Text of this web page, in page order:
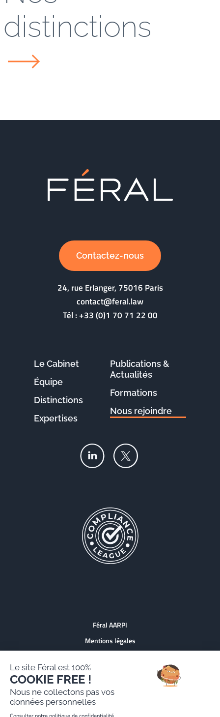
distinctions
Contactez-nous
24, rue Erlanger, 75016 Paris
contact@feral.law
Tél :+33 (0)1 70 71 22 00
Le Cabinet
Équipe
Distinctions
Expertises
Publications &
Actualités
Formations
Nous rejoindre
Féral AARPI
Mentions légales
Site réalisé par Paradygm
Le site Féral est 100%
COOKIE FREE !
Nous ne collectons pas vos
données personnelles